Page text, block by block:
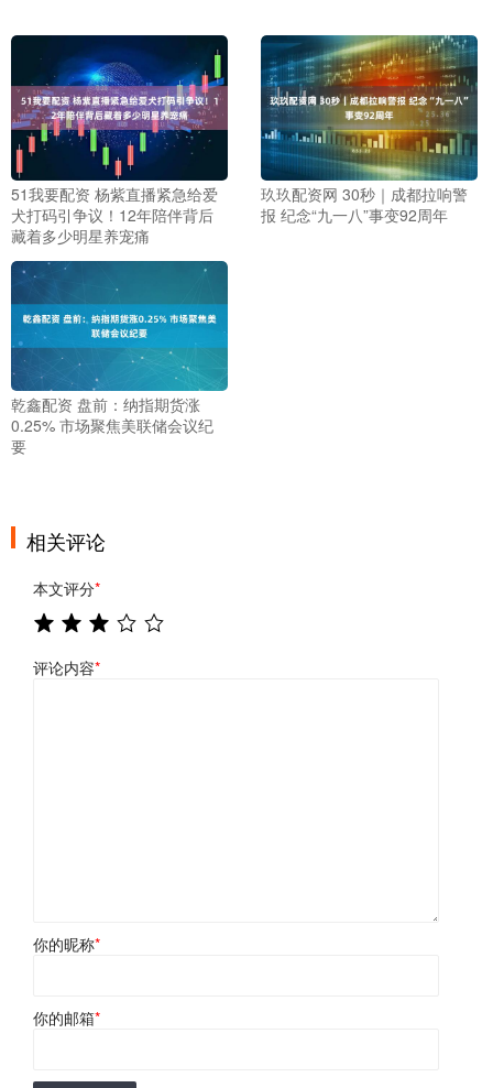
51我要配资 杨紫直播紧急给爱
犬打码引争议！12年陪伴背后
藏着多少明星养宠痛
玖玖配资网 30秒｜成都拉响警
报 纪念“九一八”事变92周年
乾鑫配资 盘前：纳指期货涨
0.25% 市场聚焦美联储会议纪
要
相关评论
本文评分*
评论内容*
你的昵称*
你的邮箱*